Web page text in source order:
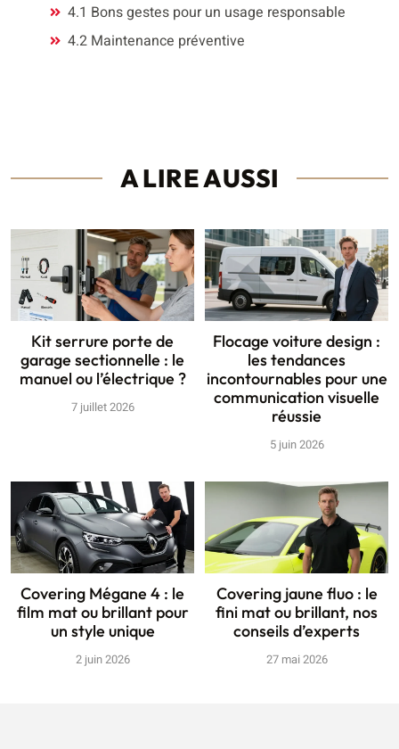
4.1 Bons gestes pour un usage responsable
4.2 Maintenance préventive
A LIRE AUSSI
Kit serrure porte de
garage sectionnelle : le
manuel ou l’électrique ?
7 juillet 2026
Flocage voiture design :
les tendances
incontournables pour une
communication visuelle
réussie
5 juin 2026
Covering Mégane 4 : le
film mat ou brillant pour
un style unique
2 juin 2026
Covering jaune fluo : le
fini mat ou brillant, nos
conseils d’experts
27 mai 2026